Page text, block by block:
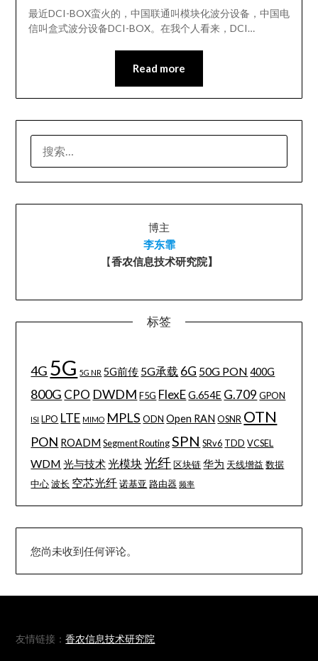
最近DCI-BOX蛮火的，中国联通叫模块化波分设备，中国电
信叫盒式波分设备DCI-BOX。在我个人看来，DCI…
Read more
索：
博主
李东霏
【香农信息技术研究院】
标签
4G 5G 5G NR 5G前传 5G承载 6G 50G PON 400G
800G CPO DWDM F5G FlexE G.654E G.709 GPON
ISI LPO LTE MIMO MPLS ODN Open RAN OSNR OTN
PON ROADM Segment Routing SPN SRv6 TDD VCSEL
WDM 光与技术 光模块光纤 区块链 华为 天线增益 数据
中心 波长 空芯光纤 诺基亚 路由器 频率
您尚未收到任何评论。
友情链接：香农信息技术研究院